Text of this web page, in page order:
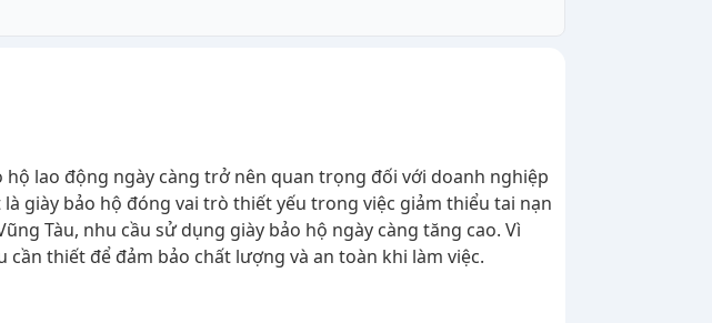
lao động ngày càng trở nên quan trọng đối với doanh nghiệp
giày bảo hộ đóng vai trò thiết yếu trong việc giảm thiểu tai nạn
Tàu, nhu cầu sử dụng giày bảo hộ ngày càng tăng cao. Vì
cần thiết để đảm bảo chất lượng và an toàn khi làm việc.